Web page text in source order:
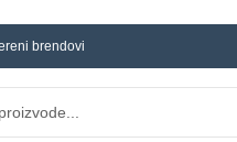
brendovi